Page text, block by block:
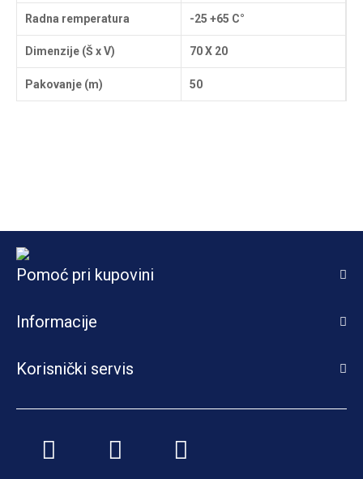
Radna remperatura -25 +65 C°
Dimenzije (Š x V) 70 X 20
Pakovanje (m) 50
Pomoć pri kupovini
Informacije
Korisnički servis